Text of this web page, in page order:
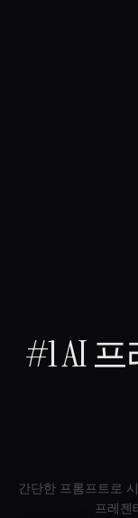
#1 AI
간단한 프롬프트로
프레젠